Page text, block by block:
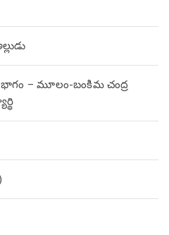
– మూలం-బంకిమ చంద్ర